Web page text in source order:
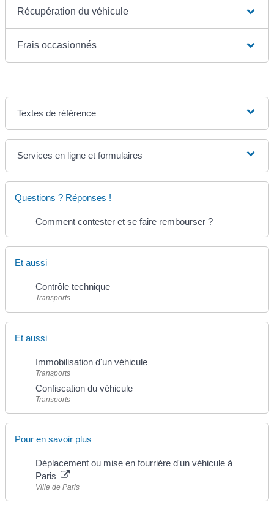
Récupération du véhicule
Frais occasionnés
Textes de référence
Services en ligne et formulaires
Questions ? Réponses !
Comment contester et se faire rembourser ?
Et aussi
Contrôle technique
Transports
Et aussi
Immobilisation d'un véhicule
Transports
Confiscation du véhicule
Transports
Pour en savoir plus
Déplacement ou mise en fourrière d'un véhicule à
Paris
Ville de Paris